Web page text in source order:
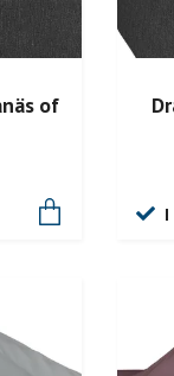
of
I